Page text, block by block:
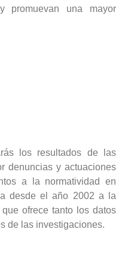
promuevan una mayor
los resultados de las
denuncias y actuaciones
a la normatividad en
desde el año 2002 a la
ofrece tanto los datos
de las investigaciones.